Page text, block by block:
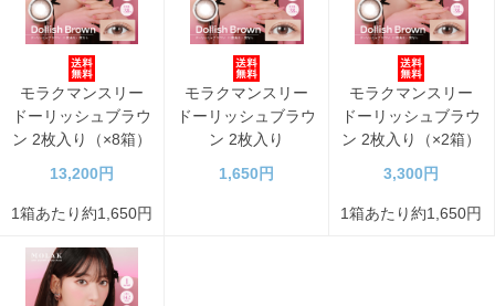
モラクマンスリー
ドーリッシュブラウ
ン 2枚入り（×8箱）
13,200円
1箱あたり約1,650円
モラクマンスリー
ドーリッシュブラウ
ン 2枚入り
1,650円
モラクマンスリー
ドーリッシュブラウ
ン 2枚入り（×2箱）
3,300円
1箱あたり約1,650円